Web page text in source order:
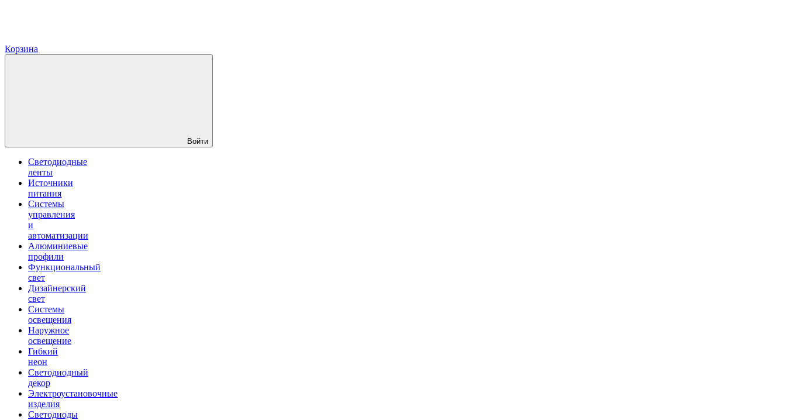
Корзина
Войти
Светодиодные
ленты
Источники
питания
Системы
управления
и
автоматизации
Алюминиевые
профили
Функциональный
свет
Дизайнерский
свет
Системы
освещения
Наружное
освещение
Гибкий
неон
Светодиодный
декор
Электроустановочные
изделия
Светодиоды